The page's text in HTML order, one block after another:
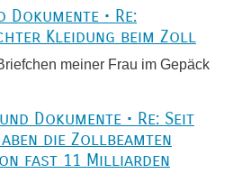
Dokumente • Re:
Kleidung beim Zoll
meiner Frau im Gepäck
Dokumente • Re: Seit
die Zollbeamten
fast 11 Milliarden